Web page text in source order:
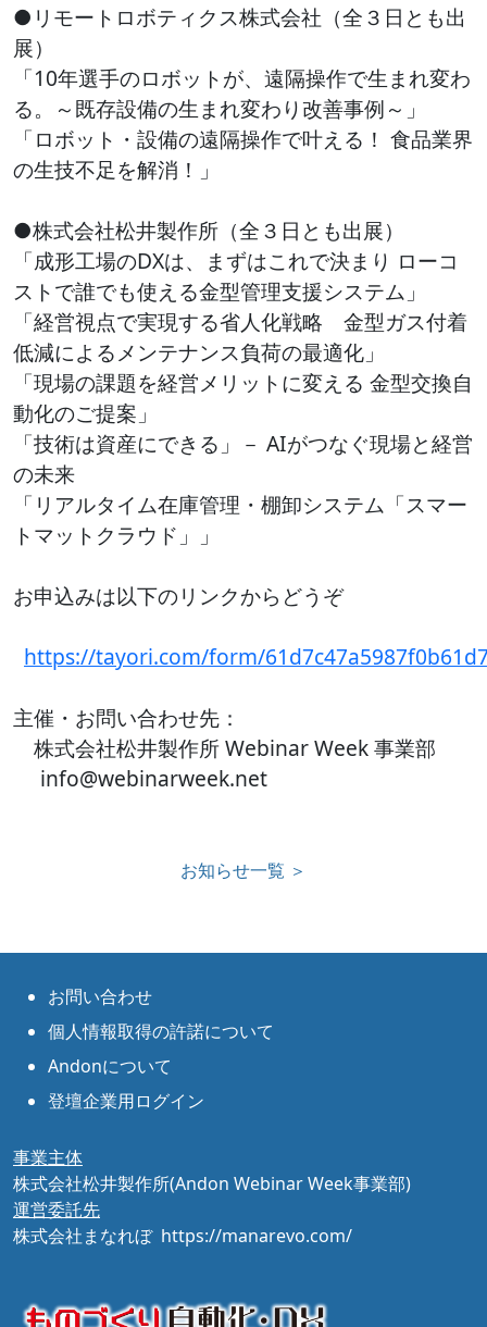
●リモートロボティクス株式会社（全３日とも出
展）
「10年選手のロボットが、遠隔操作で生まれ変わ
る。～既存設備の生まれ変わり改善事例～」
「ロボット・設備の遠隔操作で叶える！ 食品業界
の生技不足を解消！」
●株式会社松井製作所（全３日とも出展）
「成形工場のDXは、まずはこれで決まり ローコ
ストで誰でも使える金型管理支援システム」
「経営視点で実現する省人化戦略 金型ガス付着
低減によるメンテナンス負荷の最適化」
「現場の課題を経営メリットに変える 金型交換自
動化のご提案」
「技術は資産にできる」－ AIがつなぐ現場と経営
の未来
「リアルタイム在庫管理・棚卸システム「スマー
トマットクラウド」」
お申込みは以下のリンクからどうぞ
https://tayori.com/form/
主催・お問い合わせ先：
株式会社松井製作所 Webinar Week 事業部
info@webinarweek.net
お知らせ一覧 ＞
お問い合わせ
個人情報取得の許諾について
Andonについて
登壇企業用ログイン
事業主体
株式会社松井製作所(Andon Webinar Week事業部)
運営委託先
株式会社まなれぼ https://manarevo.com/